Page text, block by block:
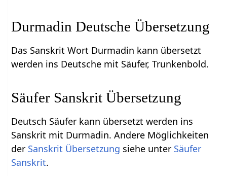
Durmadin Deutsche Übersetzung
Das Sanskrit Wort Durmadin kann übersetzt
werden ins Deutsche mit Säufer, Trunkenbold.
Säufer Sanskrit Übersetzung
Deutsch Säufer kann übersetzt werden ins
Sanskrit mit Durmadin. Andere Möglichkeiten
der Sanskrit Übersetzung siehe unter Säufer
Sanskrit.